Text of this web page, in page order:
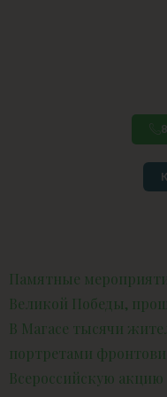
Памятные
Великой Победы,
В Магасе тысячи
портретами
Всероссийскую